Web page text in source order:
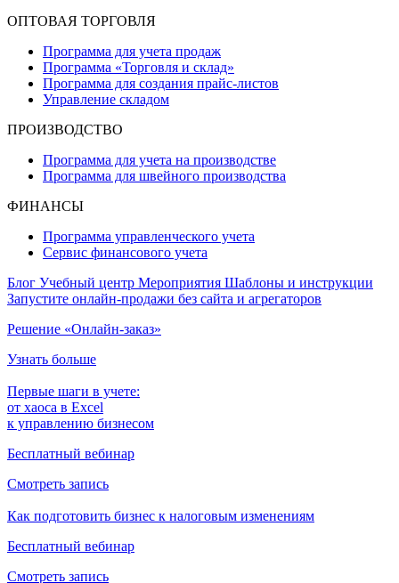
ОПТОВАЯ ТОРГОВЛЯ
Программа для учета продаж
Программа «Торговля и склад»
Программа для создания прайс‑листов
Управление складом
ПРОИЗВОДСТВО
Программа для учета на производстве
Программа для швейного производства
ФИНАНСЫ
Программа управленческого учета
Сервис финансового учета
Блог Учебный центр Мероприятия Шаблоны и инструкции
Запустите онлайн-продажи без сайта и агрегаторов
Решение «Онлайн-заказ»
Узнать больше
Первые шаги в учете:
от хаоса в Excel
к управлению бизнесом
Бесплатный вебинар
Смотреть запись
Как подготовить бизнес к налоговым изменениям
Бесплатный вебинар
Смотреть запись